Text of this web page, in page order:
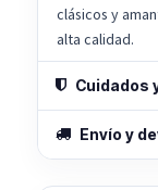
clásicos y
alta calidad.
Cuidados
Envío y